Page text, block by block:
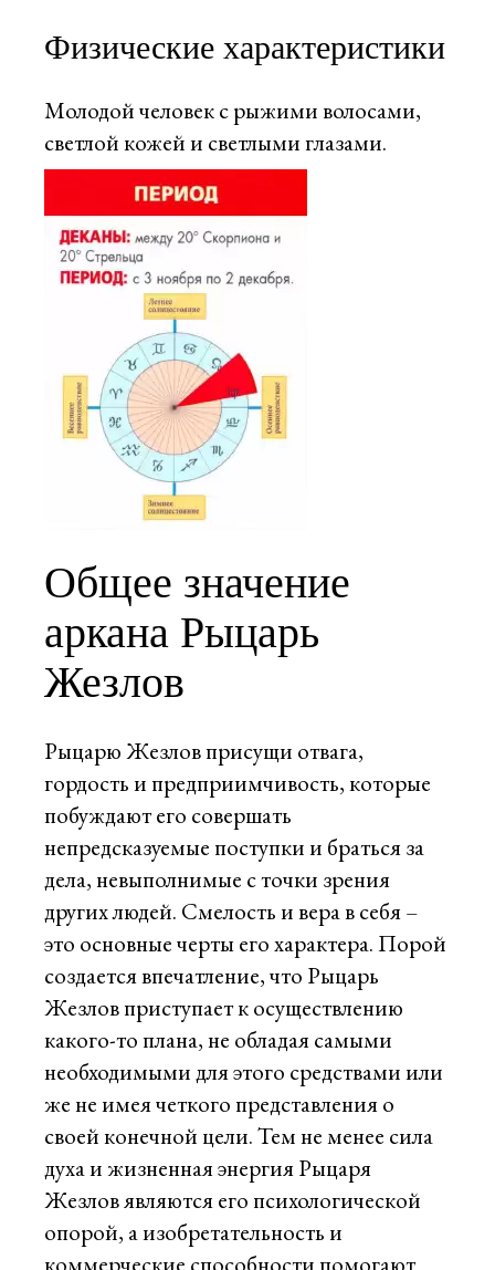
Физические характеристики
Молодой человек с рыжими волосами,
светлой кожей и светлыми глазами.
Общее значение
аркана Рыцарь
Жезлов
Рыцарю Жезлов присущи отвага,
гордость и предприимчивость, которые
побуждают его совершать
непредсказуемые поступки и браться за
дела, невыполнимые с точки зрения
других людей. Смелость и вера в себя –
это основные черты его характера. Порой
создается впечатление, что Рыцарь
Жезлов приступает к осуществлению
какого-то плана, не обладая самыми
необходимыми для этого средствами или
же не имея четкого представления о
своей конечной цели. Тем не менее сила
духа и жизненная энергия Рыцаря
Жезлов являются его психологической
опорой, а изобретательность и
коммерческие способности помогают